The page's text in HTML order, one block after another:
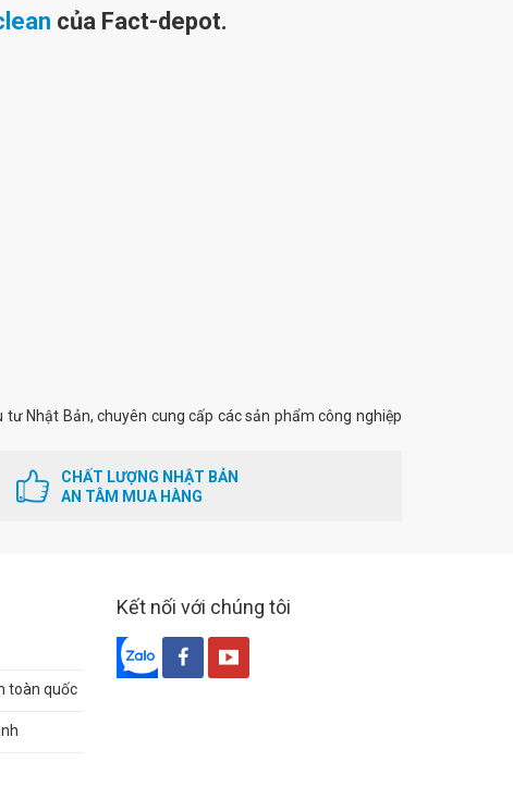
của Fact-depot.
tư Nhật Bản, chuyên cung cấp các sản phẩm công nghiệp
CHẤT LƯỢNG NHẬT BẢN
AN TÂM MUA HÀNG
toàn quốc
Kết nối với chúng tôi